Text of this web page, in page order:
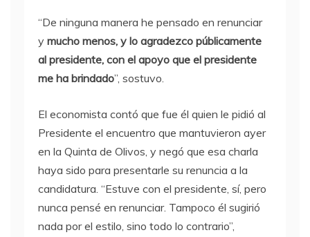
“De ninguna manera he pensado en renunciar
y mucho menos, y lo agradezco públicamente
al presidente, con el apoyo que el presidente
me ha brindado”, sostuvo.
El economista contó que fue él quien le pidió al
Presidente el encuentro que mantuvieron ayer
en la Quinta de Olivos, y negó que esa charla
haya sido para presentarle su renuncia a la
candidatura. “Estuve con el presidente, sí, pero
nunca pensé en renunciar. Tampoco él sugirió
nada por el estilo, sino todo lo contrario”,